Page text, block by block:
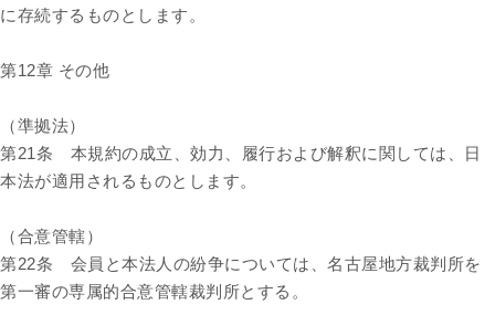
に存続するものとします。
第12章 その他
（準拠法）
第21条 本規約の成立、効力、履行および解釈に関しては、日
本法が適用されるものとします。
（合意管轄）
第22条 会員と本法人の紛争については、名古屋地方裁判所を
第一審の専属的合意管轄裁判所とする。